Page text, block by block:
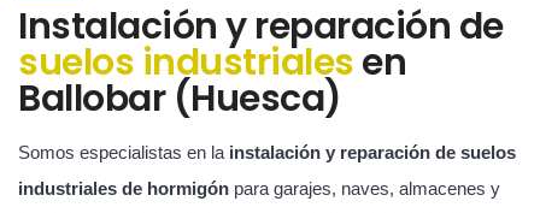
Instalación y reparación de
suelos industrialesen
Ballobar (Huesca)
Somos especialistas en la instalación y reparación de suelos
industriales de hormigón para garajes, naves, almacenes y